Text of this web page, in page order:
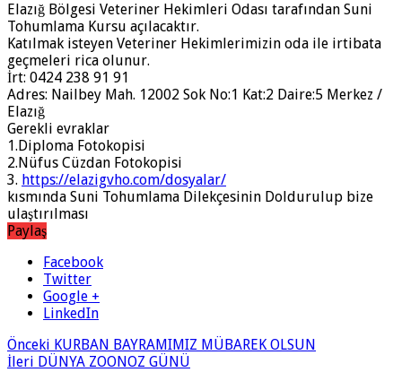
Elazığ Bölgesi Veteriner Hekimleri Odası tarafından Suni
Tohumlama Kursu açılacaktır.
Katılmak isteyen Veteriner Hekimlerimizin oda ile irtibata
geçmeleri rica olunur.
İrt: 0424 238 91 91
Adres: Nailbey Mah. 12002 Sok No:1 Kat:2 Daire:5 Merkez /
Elazığ
Gerekli evraklar
1.Diploma Fotokopisi
2.Nüfus Cüzdan Fotokopisi
3. https://elazigvho.com/dosyalar/
kısmında Suni Tohumlama Dilekçesinin Doldurulup bize
ulaştırılması
Paylaş
Facebook
Twitter
Google +
LinkedIn
Önceki KURBAN BAYRAMIMIZ MÜBAREK OLSUN
İleri DÜNYA ZOONOZ GÜNÜ